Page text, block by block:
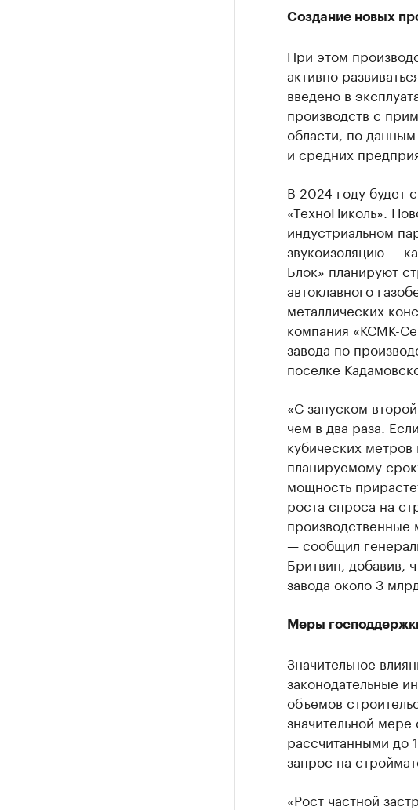
Создание новых
При этом
активно
введено в
производств с
области, по
и средних
В 2024 году будет
«ТехноНиколь».
индустриальном
звукоизоляцию —
Блок» планируют
автоклавного
металлических
компания «КСМК-
завода по
поселке
«С запуском
чем в два раза.
кубических
планируемому
мощность
роста спроса на
производственные
— сообщил
Бритвин, добавив,
завода около 3
Меры
Значительное
законодательные
объемов
значительной мере
рассчитанными до
запрос на
«Рост частной